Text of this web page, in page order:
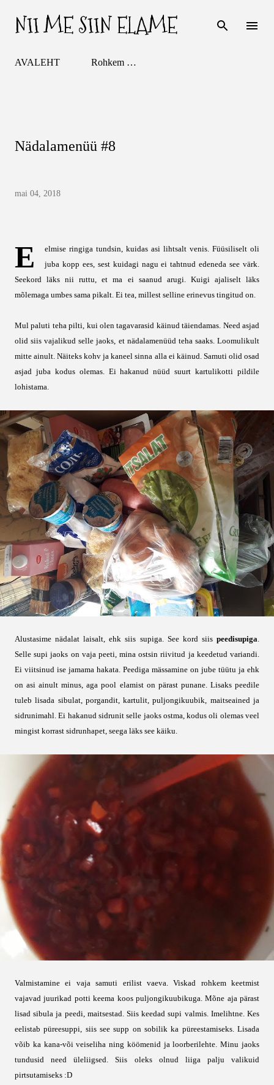
Otse põhisisu juurde
NII ME SIIN ELAME
AVALEHT Rohkem …
Nädalamenüü #8
mai 04, 2018
E
elmise ringiga tundsin, kuidas asi lihtsalt venis. Füüsiliselt oli
juba kopp ees, sest kuidagi nagu ei tahtnud edeneda see värk.
Seekord läks nii ruttu, et ma ei saanud arugi. Kuigi ajaliselt läks
mõlemaga umbes sama pikalt. Ei tea, millest selline erinevus tingitud on.
Mul paluti teha pilti, kui olen tagavarasid käinud täiendamas. Need asjad
olid siis vajalikud selle jaoks, et nädalamenüüd teha saaks. Loomulikult
mitte ainult. Näiteks kohv ja kaneel sinna alla ei käinud. Samuti olid osad
asjad juba kodus olemas. Ei hakanud nüüd suurt kartulikotti pildile
lohistama.
Alustasime nädalat laisalt, ehk siis supiga. See kord siis peedisupiga.
Selle supi jaoks on vaja peeti, mina ostsin riivitud ja keedetud variandi.
Ei viitsinud ise jamama hakata. Peediga mässamine on jube tüütu ja ehk
on asi ainult minus, aga pool elamist on pärast punane. Lisaks peedile
tuleb lisada sibulat, porgandit, kartulit, puljongikuubik, maitseained ja
sidrunimahl. Ei hakanud sidrunit selle jaoks ostma, kodus oli olemas veel
mingist korrast sidrunhapet, seega läks see käiku.
Valmistamine ei vaja samuti erilist vaeva. Viskad rohkem keetmist
vajavad juurikad potti keema koos puljongikuubikuga. Mõne aja pärast
lisad sibula ja peedi, maitsestad. Siis keedad supi valmis. Imelihtne. Kes
eelistab püreesuppi, siis see supp on sobilik ka püreestamiseks. Lisada
võib ka kana-või veiseliha ning köömenid ja loorberilehte. Minu jaoks
tundusid need üleliigsed. Siis oleks olnud liiga palju valikuid
pirtsutamiseks :D